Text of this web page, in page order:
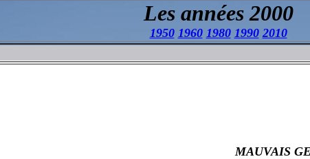
Les années 2000
1950 1960 1980 1990 2010
MAUVAIS